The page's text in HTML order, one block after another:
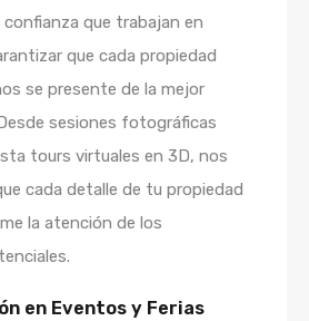
que trabajan en
que cada propiedad
se presente de la mejor
sesiones fotográficas
tours virtuales en 3D, nos
cada detalle de tu propiedad
la atención de los
en Eventos y Ferias